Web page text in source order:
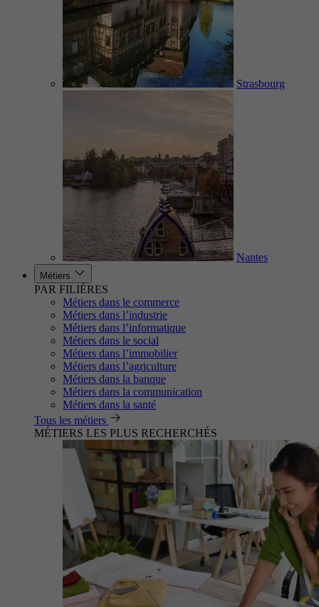
Strasbourg
Nantes
Métiers
PAR FILIÈRES
Métiers dans le commerce
Métiers dans l’industrie
Métiers dans l’informatique
Métiers dans le social
Métiers dans l’immobilier
Métiers dans l’agriculture
Métiers dans la banque
Métiers dans la communication
Métiers dans la santé
Tous les métiers
MÉTIERS LES PLUS RECHERCHÉS